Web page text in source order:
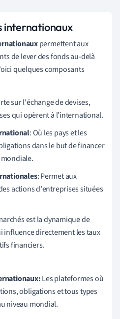
internationaux
permettent aux
de lever des fonds au-delà
quelques composants
sur l'échange de devises,
qui opèrent à l'international.
: Où les pays et les
dans le but de financer
: Permet aux
actions d'entreprises situées
est la dynamique de
influence directement les taux
financiers.
Les plateformes où
obligations et tous types
niveau mondial.